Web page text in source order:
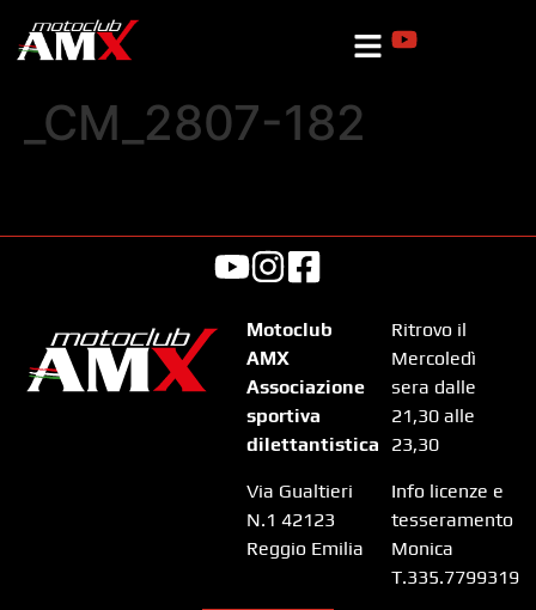
_CM_2807-182
Motoclub
AMX
Associazione
sportiva
dilettantistica
Via Gualtieri
N.1 42123
Reggio Emilia
Ritrovo il
Mercoledì
sera dalle
21,30 alle
23,30
Info licenze e
tesseramento
Monica
T.335.7799319